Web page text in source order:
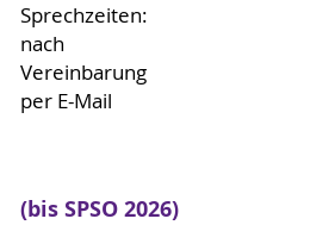
Sprechzeiten:
nach
Vereinbarung
per E-Mail
(bis SPSO 2026)